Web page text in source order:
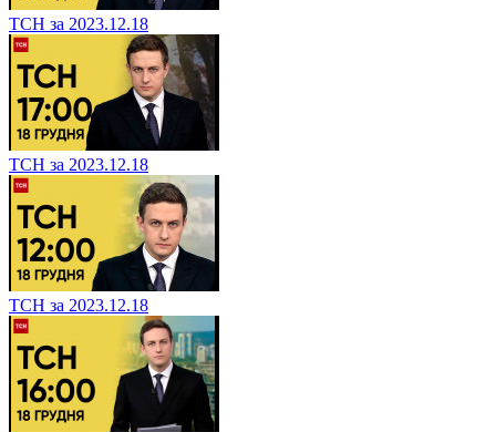
ТСН за 2023.12.18
ТСН за 2023.12.18
ТСН за 2023.12.18